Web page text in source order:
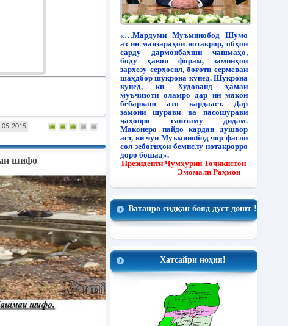
«…Мардуми Муъминобод Шумо
аз ин манзараҳои нотакрор, обҳои
сарду дармонбахши чашмаҳо,
боду ҳавои форам, заминҳои
зархезу серҳосил, боғоти сермеваи
шаҳдбор шукрона кунед. Шукрона
кунед, ки Худованд ҳамаи
муъҷизоти оламро дар ин макон
бебаркаш ато кардааст. Дар
замони шуравӣ ва пасошуравӣ
ҷаҳонро гаштаму дидам.
Маконеро пайдо кардан душвор
аст, ки чун Муъминобод чор фасли
сол зебогиҳои бемислу нотакрорро
доро бошад».
Президенти Ҷумҳурии Тоҷикистон
Эмомалӣ Раҳмон
Ватанро сидқан бояд дуст дошт !
Хатсайри ноҳия!
05-2015,
шифо